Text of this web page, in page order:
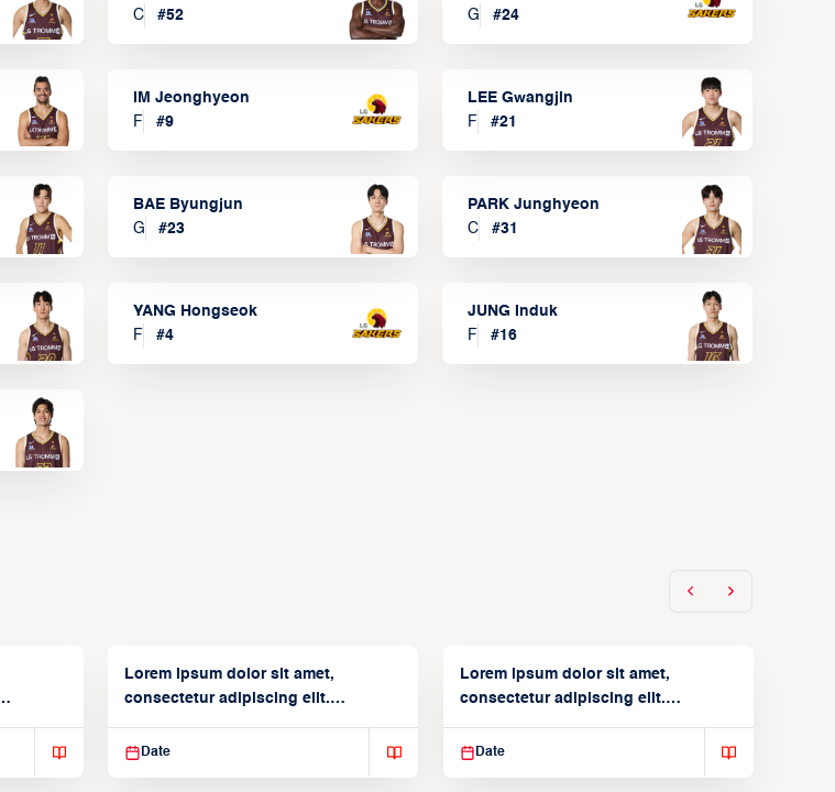
C
#52
G
#24
IM Jeonghyeon
F
#9
LEE Gwangjin
F
#21
BAE Byungjun
G
#23
PARK Junghyeon
C
#31
YANG Hongseok
F
#4
JUNG Induk
F
#16
Lorem ipsum dolor sit amet,
consectetur adipiscing elit.
Date
Lorem ipsum dolor sit amet,
consectetur adipiscing elit.
Date